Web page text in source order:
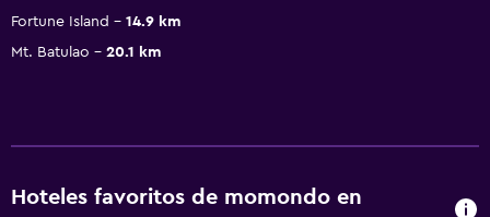
Fortune Island
14.9 km
Mt. Batulao
20.1 km
Hoteles favoritos de momondo en